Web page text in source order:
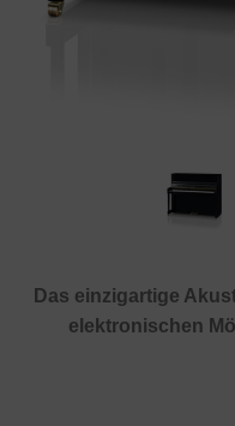
Das einzigartige
elektronischen